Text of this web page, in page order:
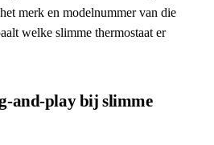
merk en modelnummer van die
welke slimme thermostaat er
and-play bij slimme